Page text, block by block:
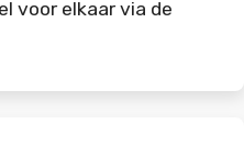
voor elkaar via de